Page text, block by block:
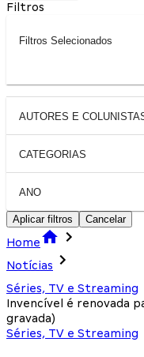
Filtros
Filtros Selecionados
AUTORES E
CATEGORIAS
ANO
Aplicar filtros Cancelar
Home
Notícias
Séries, TV e Streaming
Invencível é renovada
gravada)
Séries, TV e Streaming